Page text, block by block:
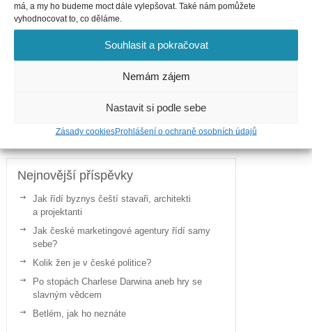
má, a my ho budeme moct dále vylepšovat. Také nám pomůžete
vyhodnocovat to, co děláme.
Souhlasit a pokračovat
Nemám zájem
Nastavit si podle sebe
Zásady cookiesProhlášení o ochraně osobních údajů
Zdraví
Nejnovější příspěvky
Jak řídí byznys čeští stavaři, architekti
a projektanti
Jak české marketingové agentury řídí samy
sebe?
Kolik žen je v české politice?
Po stopách Charlese Darwina aneb hry se
slavným vědcem
Betlém, jak ho neznáte